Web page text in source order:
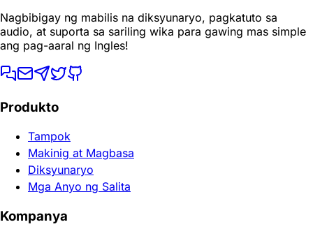
Nagbibigay ng mabilis na diksyunaryo, pagkatuto sa
audio, at suporta sa sariling wika para gawing mas simple
ang pag-aaral ng Ingles!
Produkto
Tampok
Makinig at Magbasa
Diksyunaryo
Mga Anyo ng Salita
Kompanya